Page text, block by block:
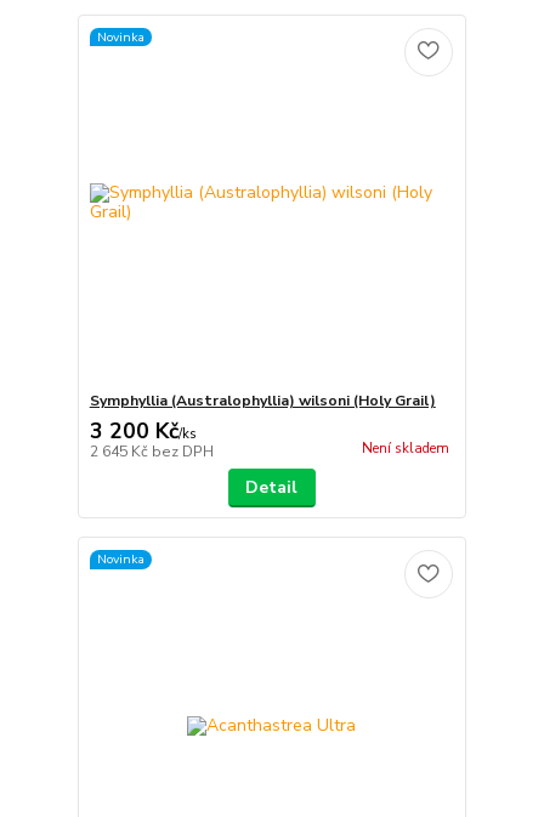
Novinka
Symphyllia (Australophyllia) wilsoni (Holy Grail)
3 200 Kč/ks
2 645 Kč bez DPH Není skladem
Detail
Novinka